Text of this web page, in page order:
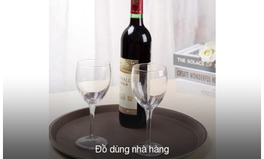
Đồ dùng nhà hàng